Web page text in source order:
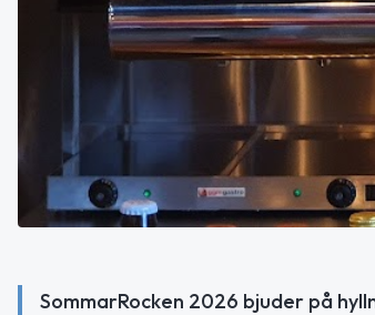
SommarRocken 2026 bjuder på